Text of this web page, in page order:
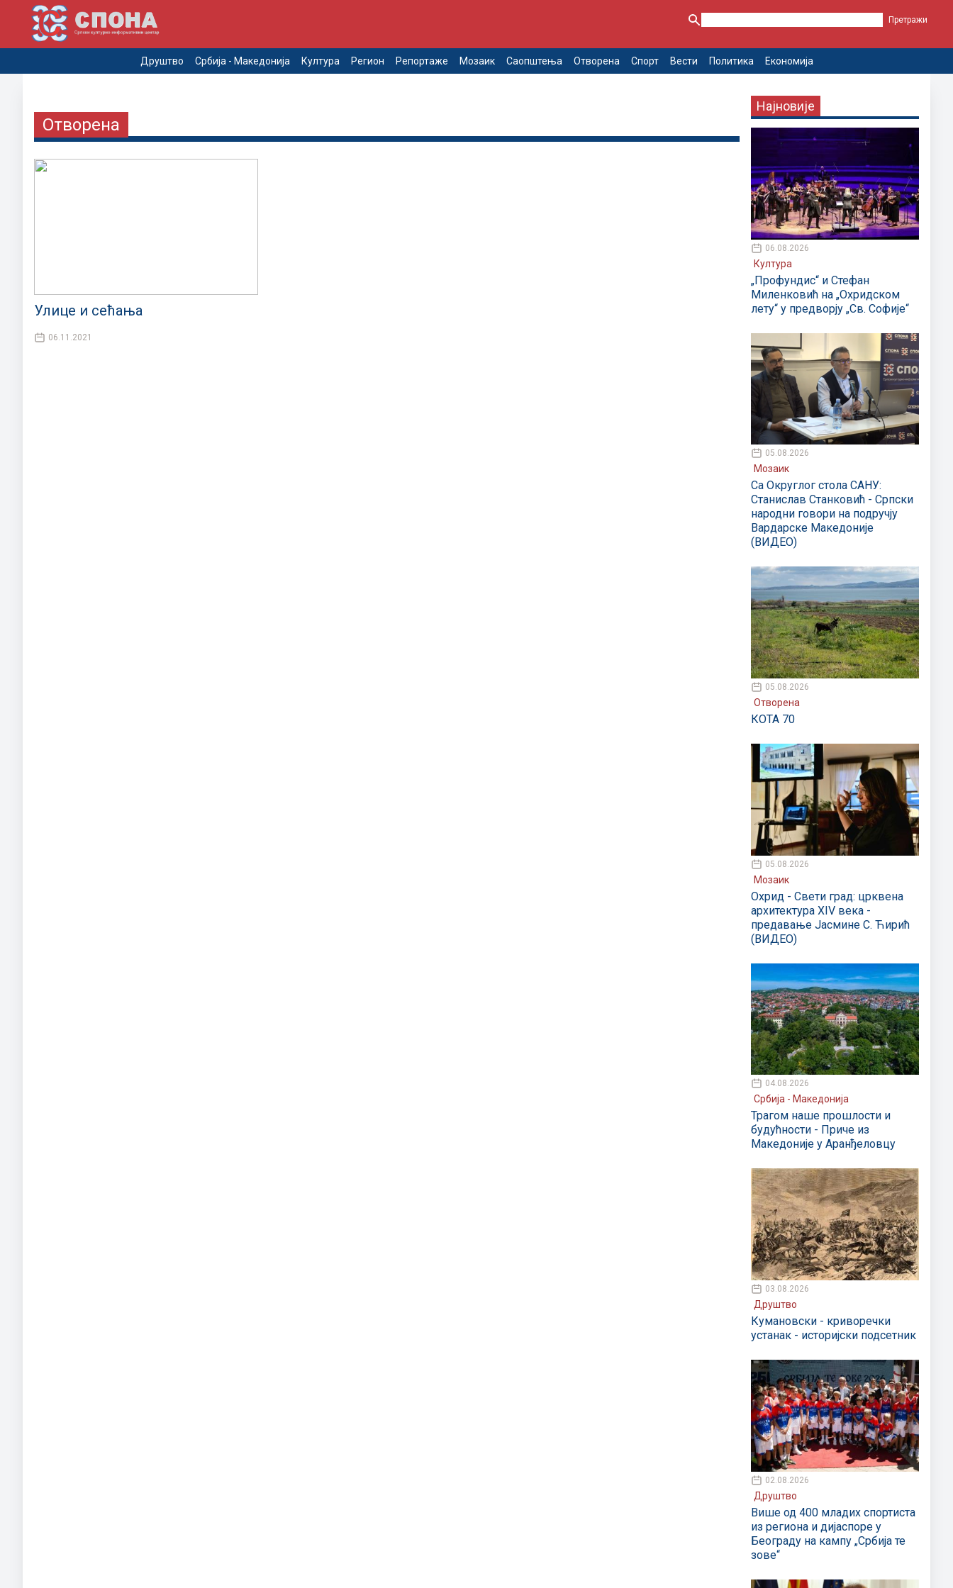
Друштво Србија - Македонија Култура Регион Репортаже Мозаик Саопштења Отворена Спорт Вести Политика Економија
Отворена
Улице и сећања
06.11.2021
Најновије
06.08.2026
Култура
„Профундис“ и Стефан
Миленковић на „Охридском
лету“ у предворју „Св. Софије“
05.08.2026
Мозаик
Са Округлог стола САНУ:
Станислав Станковић - Српски
народни говори на подручју
Вардарске Македоније
(ВИДЕО)
05.08.2026
Отворена
КОТА 70
05.08.2026
Мозаик
Охрид - Свети град: црквена
архитектура XIV века -
предавање Јасмине С. Ћирић
(ВИДЕО)
04.08.2026
Србија - Македонија
Трагом наше прошлости и
будућности - Приче из
Македоније у Аранђеловцу
03.08.2026
Друштво
Кумановски - криворечки
устанак - историјски подсетник
02.08.2026
Друштво
Више од 400 младих спортиста
из региона и дијаспоре у
Београду на кампу „Србија те
зове“